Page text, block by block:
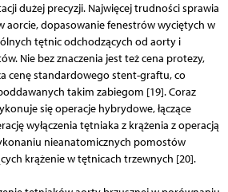
dużej precyzji. Najwięcej trudności sprawia
aorcie, dopasowanie fenestrów wyciętych w
tętnic odchodzących od aorty i
Nie bez znaczenia jest też cena protezy,
cenę standardowego stent-graftu, co
takim zabiegom [19]. Coraz
się operacje hybrydowe, łączące
wyłączenia tętniaka z krążenia z operacją
nieanatomicznych pomostów
krążenie w tętnicach trzewnych [20].